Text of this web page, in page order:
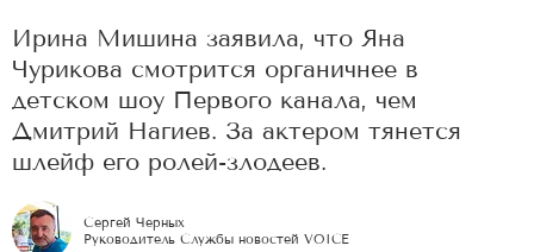
Ирина Мишина заявила, что Яна
Чурикова смотрится органичнее в
детском шоу Первого канала, чем
Дмитрий Нагиев. За актером тянется
шлейф его ролей-злодеев.
Сергей Черных
Руководитель Службы новостей VOICE